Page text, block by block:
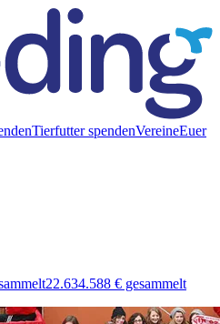
Tierfutter spendenVereineEuer
22.634.588 € gesammelt